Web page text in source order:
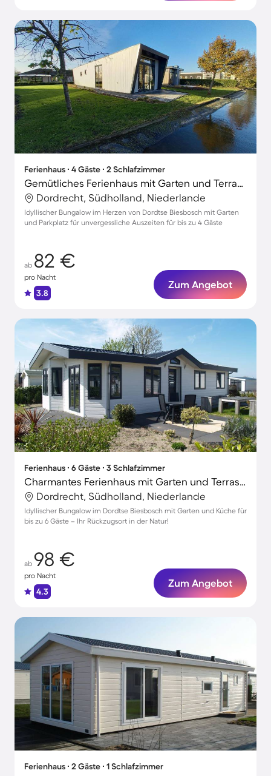
Ferienhaus ∙ 4 Gäste ∙ 2 Schlafzimmer
Gemütliches Ferienhaus mit Garten und Terrasse | Hunde erlaubt
Dordrecht, Südholland, Niederlande
Idyllischer Bungalow im Herzen von Dordtse Biesbosch mit Garten
und Parkplatz für unvergessliche Auszeiten für bis zu 4 Gäste
ab 82 €
pro Nacht
3.8
Zum Angebot
Ferienhaus ∙ 6 Gäste ∙ 3 Schlafzimmer
Charmantes Ferienhaus mit Garten und Terrasse | Hunde erlaubt
Dordrecht, Südholland, Niederlande
Idyllischer Bungalow im Dordtse Biesbosch mit Garten und Küche für
bis zu 6 Gäste – Ihr Rückzugsort in der Natur!
ab 98 €
pro Nacht
4.3
Zum Angebot
Ferienhaus ∙ 2 Gäste ∙ 1 Schlafzimmer